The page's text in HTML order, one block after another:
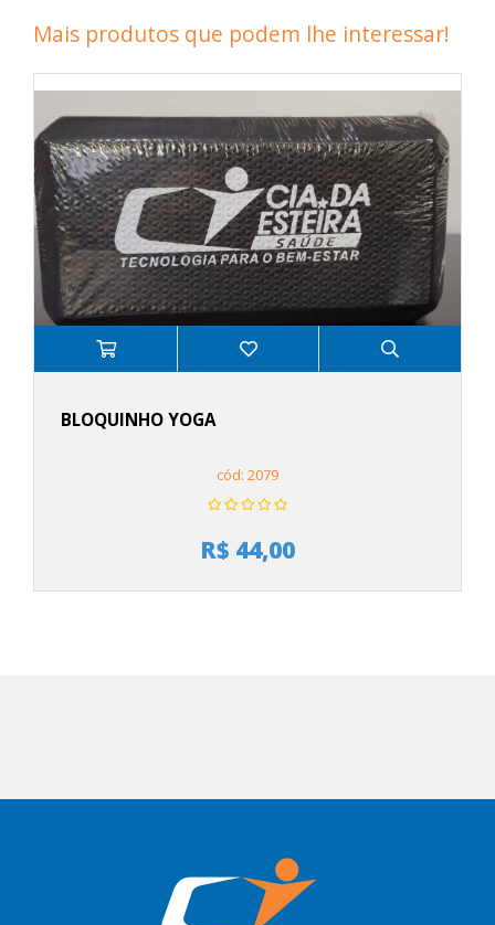
Mais produtos que podem lhe interessar!
BLOQUINHO YOGA
cód: 2079
R$ 44,00